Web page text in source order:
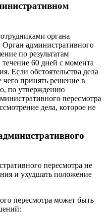
органа
Орган административного
по результатам
течение 60 дней с момента
Если обстоятельства дела
чего принять решение в
по утверждению
пересмотра
дела, которое не
пересмотра не
и ухудшать положение
пересмотра может быть